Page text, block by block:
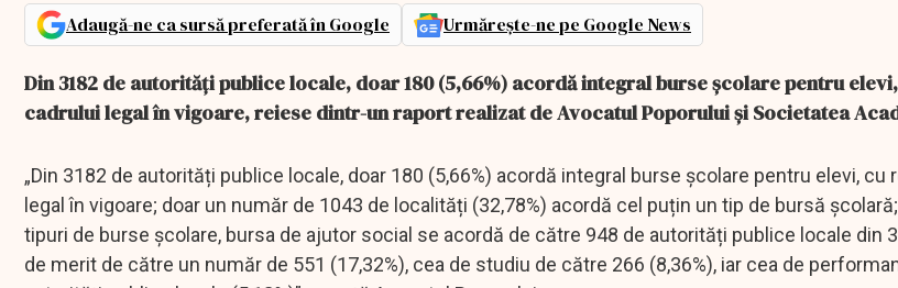
Adaugă-ne ca sursă preferată în Google Urmărește-ne pe Google News
Din 3182 de autorități publice locale, doar 180 (5,66%) acordă integral burse școlare pentru
cadrului legal în vigoare, reiese dintr-un raport realizat de Avocatul Poporului și Societatea
„Din 3182 de autorități publice locale, doar 180 (5,66%) acordă integral burse școlare pentru elevi, cu
legal în vigoare; doar un număr de 1043 de localități (32,78%) acordă cel puțin un tip de bursă
tipuri de burse școlare, bursa de ajutor social se acordă de către 948 de autorități publice locale din
de merit de către un număr de 551 (17,32%), cea de studiu de către 266 (8,36%), iar cea de